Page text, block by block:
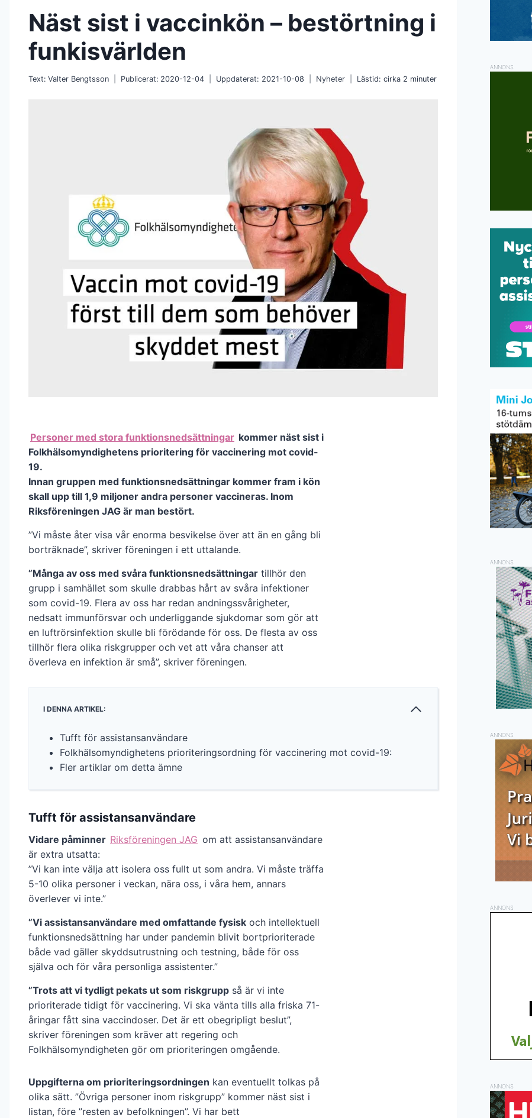
Näst sist i vaccinkön – bestörtning i
funkisvärlden
Text: Valter Bengtsson Publicerat: 2020-12-04 Uppdaterat: 2021-10-08 Nyheter Lästid: cirka 2 minuter
Personer med stora funktionsnedsättningar kommer näst sist i
Folkhälsomyndighetens prioritering för vaccinering mot covid-
19.
Innan gruppen med funktionsnedsättningar kommer fram i kön
skall upp till 1,9 miljoner andra personer vaccineras. Inom
Riksföreningen JAG är man bestört.
”Vi måste åter visa vår enorma besvikelse över att än en gång bli
borträknade”, skriver föreningen i ett uttalande.
”Många av oss med svåra funktionsnedsättningar tillhör den
grupp i samhället som skulle drabbas hårt av svåra infektioner
som covid-19. Flera av oss har redan andningssvårigheter,
nedsatt immunförsvar och underliggande sjukdomar som gör att
en luftrörsinfektion skulle bli förödande för oss. De flesta av oss
tillhör flera olika riskgrupper och vet att våra chanser att
överleva en infektion är små”, skriver föreningen.
I DENNA ARTIKEL:
Tufft för assistansanvändare
Folkhälsomyndighetens prioriteringsordning för vaccinering mot covid-19:
Fler artiklar om detta ämne
Tufft för assistansanvändare
Vidare påminner Riksföreningen JAG om att assistansanvändare
är extra utsatta:
”Vi kan inte välja att isolera oss fullt ut som andra. Vi måste träffa
5-10 olika personer i veckan, nära oss, i våra hem, annars
överlever vi inte.”
”Vi assistansanvändare med omfattande fysisk och intellektuell
funktionsnedsättning har under pandemin blivit bortprioriterade
både vad gäller skyddsutrustning och testning, både för oss
själva och för våra personliga assistenter.”
”Trots att vi tydligt pekats ut som riskgrupp så är vi inte
prioriterade tidigt för vaccinering. Vi ska vänta tills alla friska 71-
åringar fått sina vaccindoser. Det är ett obegripligt beslut”,
skriver föreningen som kräver att regering och
Folkhälsomyndigheten gör om prioriteringen omgående.
Uppgifterna om prioriteringsordningen kan eventuellt tolkas på
olika sätt. ”Övriga personer inom riskgrupp” kommer näst sist i
listan, före ”resten av befolkningen”. Vi har bett
ANNONS
ANNONS
ANNONS
ANNONS
ANNONS